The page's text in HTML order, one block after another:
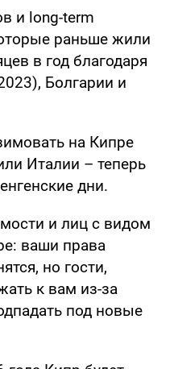
и long-term
раньше жили
в год благодаря
Болгарии и
на Кипре
Италии – теперь
дни.
и лиц с видом
ваши права
но гости,
к вам из-за
под новые